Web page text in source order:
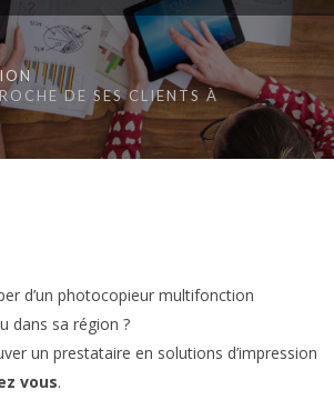
DE SES CLIENTS À
d’un photocopieur multifonction
dans sa région ?
un prestataire en solutions d’impression
vous.